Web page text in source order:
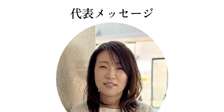
代表メッセージ